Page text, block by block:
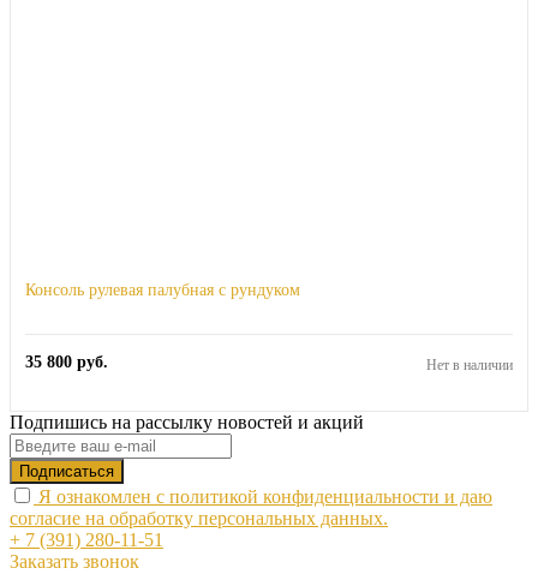
Консоль рулевая палубная с рундуком
35 800 руб. Нет в наличии
Подпишись на рассылку новостей и акций
Я ознакомлен с политикой конфиденциальности и даю
согласие на обработку персональных данных.
+ 7 (391) 280-11-51
Заказать звонок